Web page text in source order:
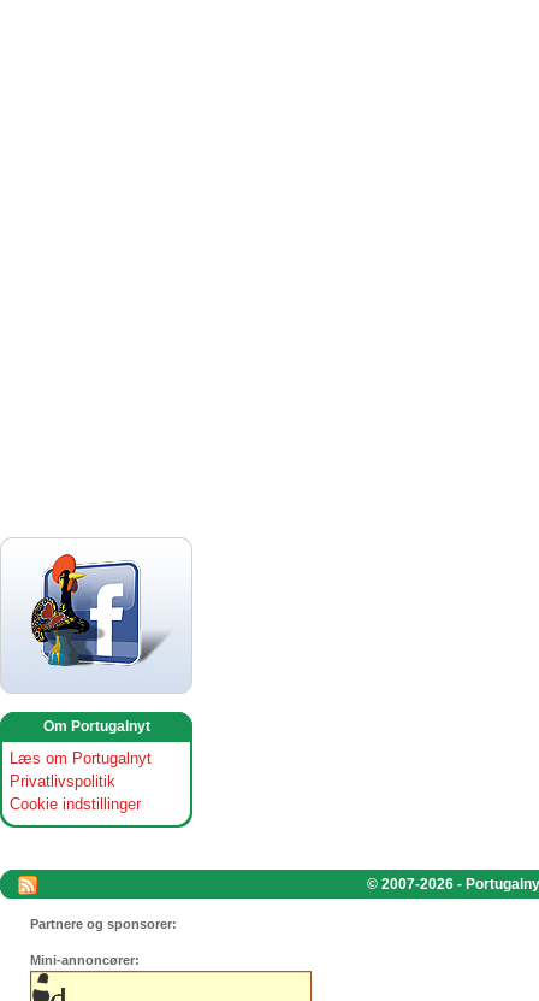
Om Portugalnyt
Læs om Portugalnyt
Privatlivspolitik
Cookie indstillinger
© 2007-2026 -
Partnere og sponsorer:
Mini-annoncører: